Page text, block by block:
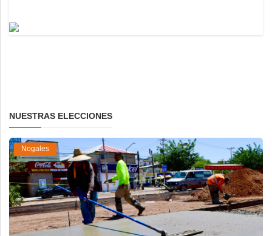
NUESTRAS ELECCIONES
Nogales